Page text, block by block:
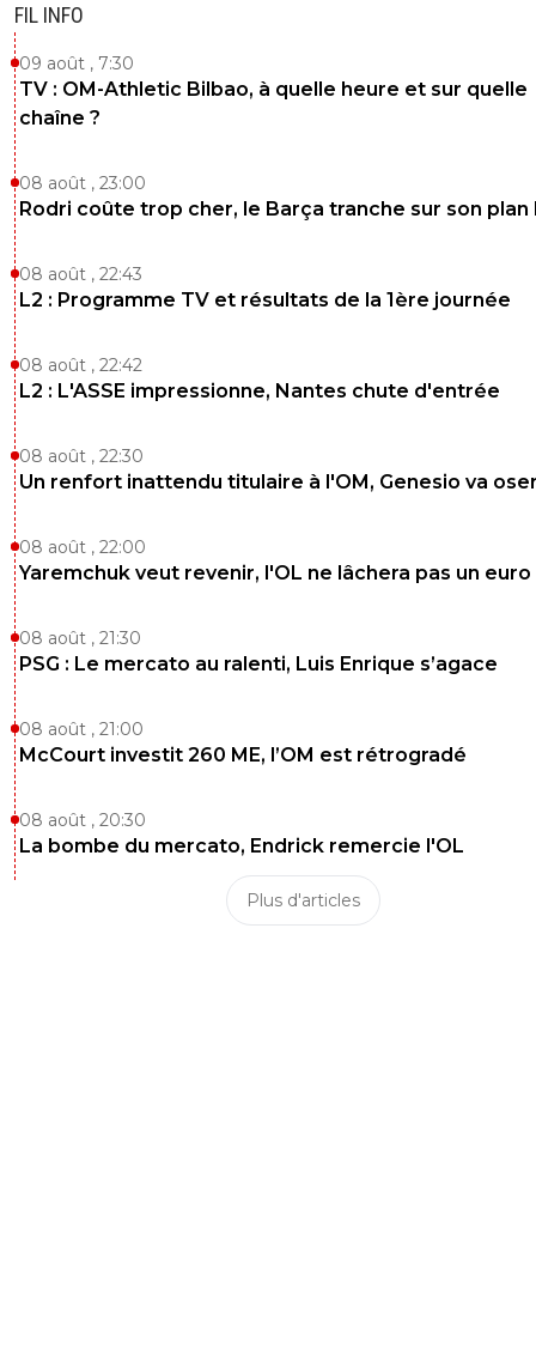
FIL INFO
09 août , 7:30
TV : OM-Athletic Bilbao, à quelle heure et sur quelle
chaîne ?
08 août , 23:00
Rodri coûte trop cher, le Barça tranche sur son plan
08 août , 22:43
L2 : Programme TV et résultats de la 1ère journée
08 août , 22:42
L2 : L'ASSE impressionne, Nantes chute d'entrée
08 août , 22:30
Un renfort inattendu titulaire à l'OM, Genesio va
08 août , 22:00
Yaremchuk veut revenir, l'OL ne lâchera pas un euro
08 août , 21:30
PSG : Le mercato au ralenti, Luis Enrique s’agace
08 août , 21:00
McCourt investit 260 ME, l’OM est rétrogradé
08 août , 20:30
La bombe du mercato, Endrick remercie l'OL
Plus d'articles